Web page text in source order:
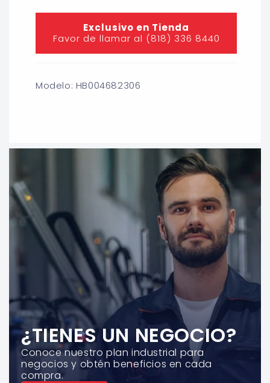
Exclusivo en Tienda
Favor de llamar al (818) 336 8440
Modelo: HB004682306
¿TIENES UN NEGOCIO?
Conoce nuestro plan industrial para
negocios y obtén beneficios en cada
compra.